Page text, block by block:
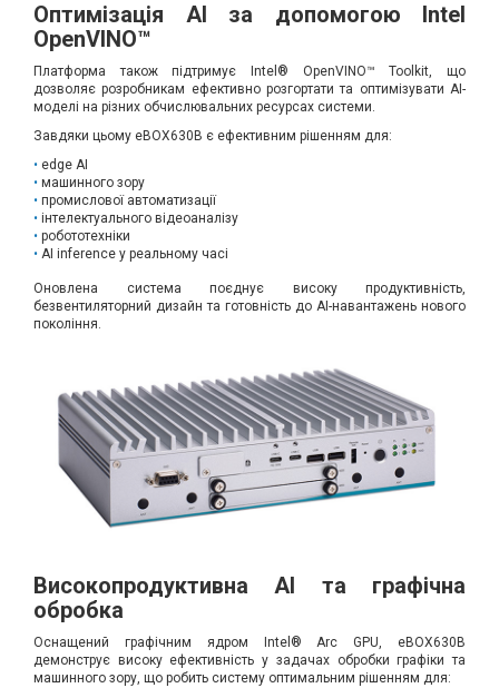
Оптимізація AI за допомогою Intel
OpenVINO™
Платформа також підтримує Intel® OpenVINO™ Toolkit, що
дозволяє розробникам ефективно розгортати та оптимізувати AI-
моделі на різних обчислювальних ресурсах системи.
Завдяки цьому eBOX630B є ефективним рішенням для:
edge AI
машинного зору
промислової автоматизації
інтелектуального відеоаналізу
робототехніки
AI inference у реальному часі
Оновлена система поєднує високу продуктивність,
безвентиляторний дизайн та готовність до AI-навантажень нового
покоління.
Високопродуктивна AI та графічна
обробка
Оснащений графічним ядром Intel® Arc GPU, eBOX630B
демонструє високу ефективність у задачах обробки графіки та
машинного зору, що робить систему оптимальним рішенням для: